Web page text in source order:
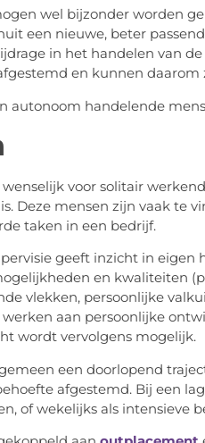
wel bijzonder worden
een nieuwe, beter
in het handelen van
en kunnen daarom
autonoom handelende
voor solitair
Deze mensen zijn vaak te
taken in een bedrijf.
geeft inzicht in
en kwaliteiten
vlekken, persoonlijke
aan persoonlijke
wordt vervolgens mogelijk.
een doorlopend
afgestemd. Bij een
of wekelijks als intensieve